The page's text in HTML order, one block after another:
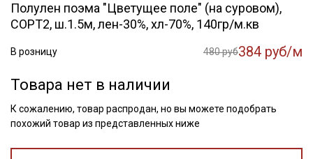
Полулен поэма "Цветущее поле" (на суровом),
СОРТ2, ш.1.5м, лен-30%, хл-70%, 140гр/м.кв
В розницу 480 руб384 руб/м
Товара нет в наличии
К сожалению, товар распродан, но вы можете подобрать
похожий товар из представленных ниже